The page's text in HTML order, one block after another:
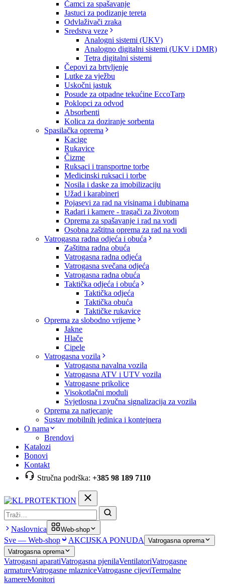
Čamci za spašavanje
Jastuci za podizanje tereta
Odvlaživači zraka
Sredstva veze
Analogni sistemi (UKV)
Analogno digitalni sistemi (UKV i DMR)
Tetra digitalni sistemi
Čepovi za brtvljenje
Lutke za vježbu
Uskočni jastuk
Posude za otpadne tekućine EccoTarp
Poklopci za odvod
Absorbenti
Kolica za doziranje sorbenta
Spasilačka oprema
Kacige
Rukavice
Čizme
Ruksaci i transportne torbe
Medicinski ruksaci i torbe
Nosila i daske za imobilizaciju
Užad i karabineri
Pojasevi za rad na visinama i dubinama
Radari i kamere - tragači za životom
Oprema za spašavanje i rad na vodi
Osobna zaštitna oprema za rad na vodi
Vatrogasna radna odjeća i obuća
Zaštitna radna obuća
Vatrogasna radna odjeća
Vatrogasna svečana odjeća
Vatrogasna radna obuća
Taktička odjeća i obuća
Taktička odjeća
Taktička obuća
Taktičke rukavice
Oprema za slobodno vrijeme
Jakne
Hlače
Cipele
Vatrogasna vozila
Vatrogasna navalna vozila
Vatrogasna ATV i UTV vozila
Vatrogasne prikolice
Visokotlačni moduli
Svjetlosna i zvučna signalizacija za vozila
Oprema za natjecanje
Sustav mobilnih jedinica i kontejnera
O nama
Brendovi
Katalozi
Bonovi
Kontakt
Stručna podrška: +385 98 189 7110
Pretraga
Naslovnica Web-shop
Sve — Web-shop AKCIJSKA PONUDA
Vatrogasna oprema
Vatrogasna oprema
Vatrogasni aparatiVatrogasna pjenilaVentilatoriVatrogasne
armatureVatrogasne mlazniceVatrogasne cijeviTermalne
kamereMonitori